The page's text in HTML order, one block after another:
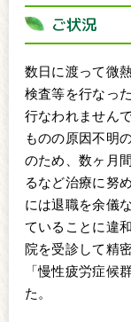
ご状況
数日に渡って微
検査等を行なっ
行なわれません
ものの原因不明
のため、数ヶ月
るなど治療に努
には退職を余儀
ていることに違
院を受診して精
「慢性疲労症候
た。